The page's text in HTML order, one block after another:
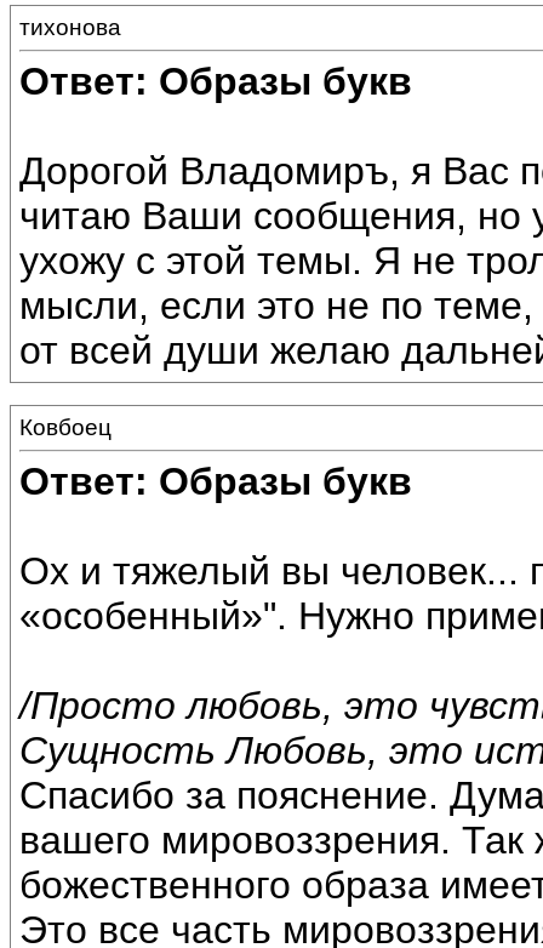
тихонова
Ответ: Образы букв
Дорогой Владомиръ, я Вас
читаю Ваши сообщения, но
ухожу с этой темы. Я не
мысли, если это не по теме,
от всей души желаю
Ковбоец
Ответ: Образы букв
Ох и тяжелый вы человек...
«особенный»". Нужно
/Просто любовь, это
Сущность Любовь, это
Спасибо за пояснение.
вашего мировоззрения.
божественного образа
Это все часть